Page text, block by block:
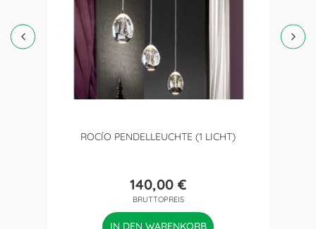
ROCÍO PENDELLEUCHTE (1 LICHT)
Preis
140,00 €
BRUTTOPREIS
IN DEN WARENKORB